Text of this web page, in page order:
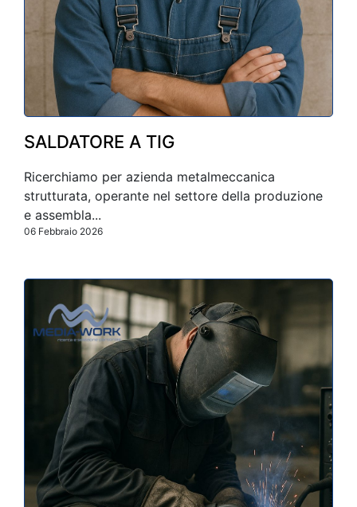
SALDATORE A TIG
Ricerchiamo per azienda metalmeccanica
strutturata, operante nel settore della produzione
e assembla...
06 Febbraio 2026